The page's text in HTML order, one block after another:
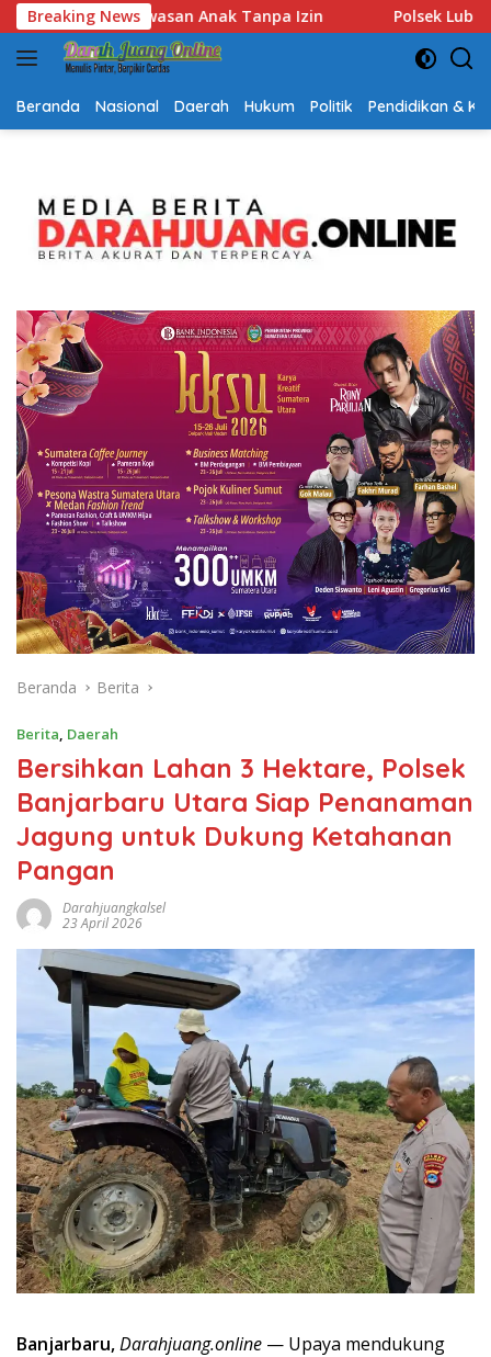
Langsung
ke
konten
Breaking News
Polsek Lubuk Baja Amankan Dua Tersangka Beserta 74
Beranda Nasional Daerah Hukum Politik Pendidikan &
Beranda Berita
Berita, Daerah
Bersihkan Lahan 3 Hektare, Polsek
Banjarbaru Utara Siap Penanaman
Jagung untuk Dukung Ketahanan
Pangan
Darahjuangkalsel
23 April 2026
Banjarbaru,Darahjuang.online — Upaya mendukung